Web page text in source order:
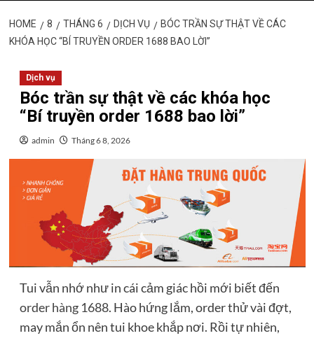
HOME 8 THÁNG 6 DỊCH VỤ
BÓC TRẦN SỰ THẬT VỀ CÁC
KHÓA HỌC “BÍ TRUYỀN ORDER 1688 BAO LỜI”
Dịch vụ
Bóc trần sự thật về các khóa học
“Bí truyền order 1688 bao lời”
admin Tháng 6 8, 2026
Tui vẫn nhớ như in cái cảm giác hồi mới biết đến
order hàng 1688. Hào hứng lắm, order thử vài đợt,
may mắn ổn nên tui khoe khắp nơi. Rồi tự nhiên,